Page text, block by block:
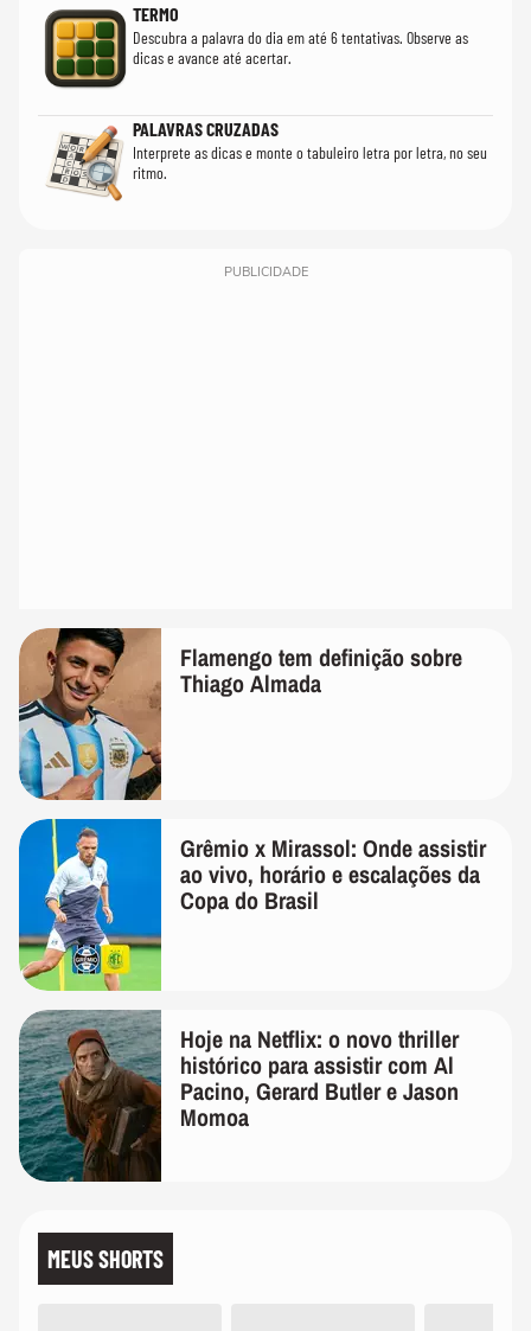
TERMO
Descubra a palavra do dia em até 6 tentativas. Observe as
dicas e avance até acertar.
PALAVRAS CRUZADAS
Interprete as dicas e monte o tabuleiro letra por letra, no seu
ritmo.
PUBLICIDADE
Flamengo tem definição sobre
Thiago Almada
Grêmio x Mirassol: Onde assistir
ao vivo, horário e escalações da
Copa do Brasil
Hoje na Netflix: o novo thriller
histórico para assistir com Al
Pacino, Gerard Butler e Jason
Momoa
MEUS SHORTS